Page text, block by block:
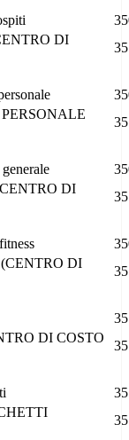
DI
35
35
DI
35
DI
35
DI COSTO
35
35